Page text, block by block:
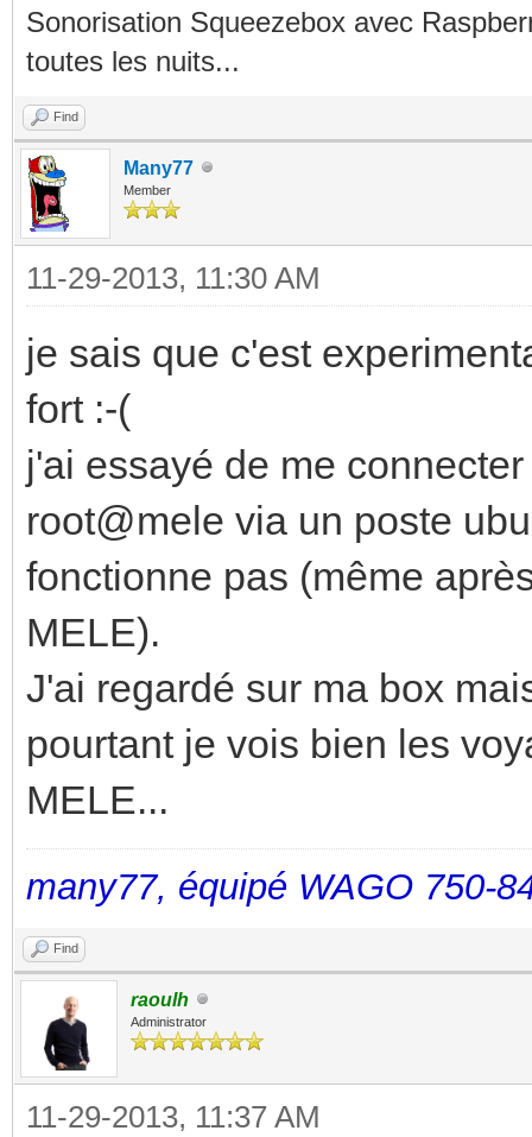
Sonorisation Squeezebox avec
toutes les nuits...
Find
Many77
Member
11-29-2013, 11:30 AM
je sais que c'est
fort :-(
j'ai essayé de me
root@mele via un poste
fonctionne pas (même
MELE).
J'ai regardé sur ma box
pourtant je vois bien les
MELE...
many77, équipé WAGO 750-
Find
raoulh
Administrator
11-29-2013, 11:37 AM